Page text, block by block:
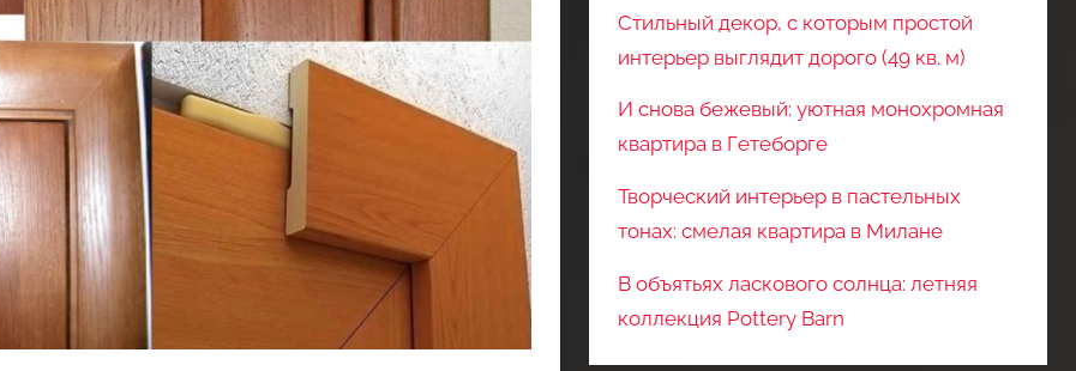
Стильный декор, с которым простой
интерьер выглядит дорого (49 кв. м)
И снова бежевый: уютная монохромная
квартира в Гетеборге
Творческий интерьер в пастельных
тонах: смелая квартира в Милане
В объятьях ласкового солнца: летняя
коллекция Pottery Barn